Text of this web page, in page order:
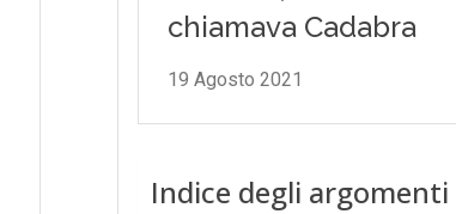
Indice degli argomenti